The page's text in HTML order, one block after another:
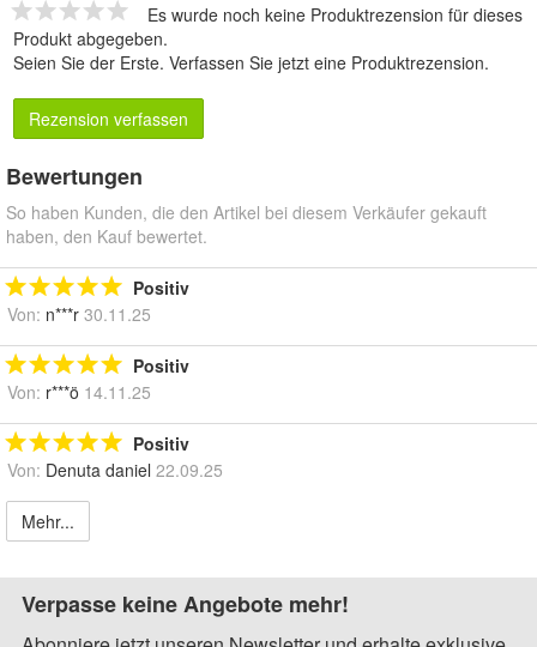
Es wurde noch keine Produktrezension für dieses
Produkt abgegeben.
Seien Sie der Erste. Verfassen Sie jetzt eine Produktrezension.
Rezension verfassen
Bewertungen
So haben Kunden, die den Artikel bei diesem Verkäufer gekauft
haben, den Kauf bewertet.
Positiv
Von: n***r 30.11.25
Positiv
Von: r***ö 14.11.25
Positiv
Von: Denuta daniel 22.09.25
Mehr...
Verpasse keine Angebote mehr!